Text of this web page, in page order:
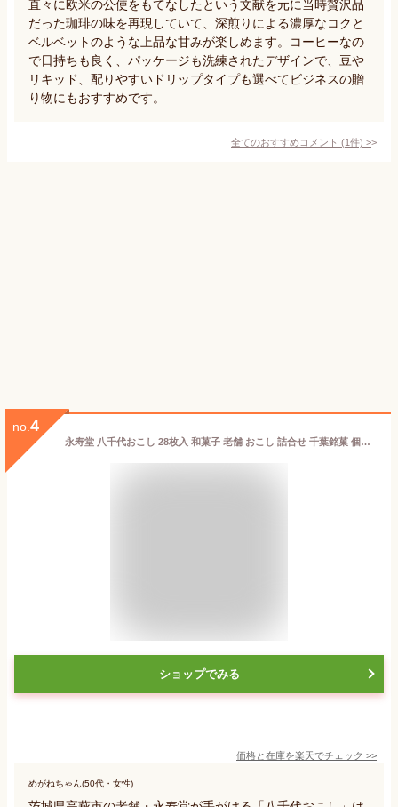
直々に欧米の公使をもてなしたという文献を元に当時贅沢品
だった珈琲の味を再現していて、深煎りによる濃厚なコクと
ベルベットのような上品な甘みが楽しめます。コーヒーなの
で日持ちも良く、パッケージも洗練されたデザインで、豆や
リキッド、配りやすいドリップタイプも選べてビジネスの贈
り物にもおすすめです。
全てのおすすめコメント (1件) >
no. 4
永寿堂 八千代おこし 28枚入 和菓子 老舗 おこし 詰合せ 千葉銘菓 個包装 手土産 ギフト 人気和スイーツ お取り寄せスイーツ 職場配り 大人数向け 来客用 冬ギフト お歳暮 御歳暮 お年賀 ご年始 内祝い 快気祝い 粗品 景品 退職挨拶 和菓子ギフト 詰め合わせ 菓子折り
ショップでみる
価格と在庫を楽天でチェック >>
めがねちゃん(50代・女性)